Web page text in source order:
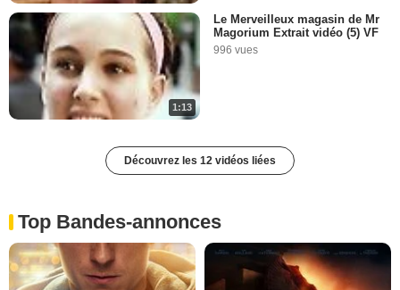
1:13
Le Merveilleux magasin de Mr
Magorium Extrait vidéo (5) VF
996 vues
Découvrez les 12 vidéos liées
Top Bandes-annonces